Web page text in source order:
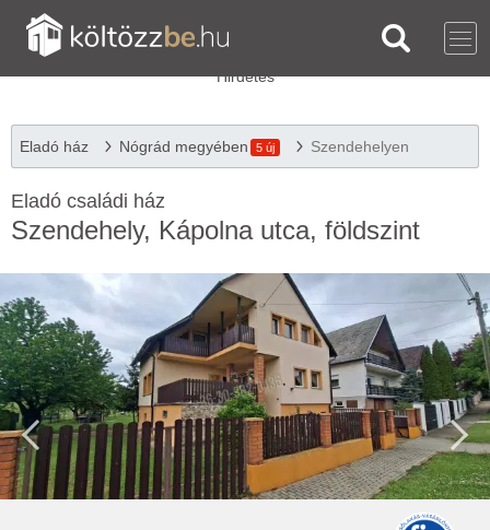
Eladó ház Nógrád megyében 5 új Szendehelyen
Eladó családi ház
Szendehely, Kápolna utca, földszint